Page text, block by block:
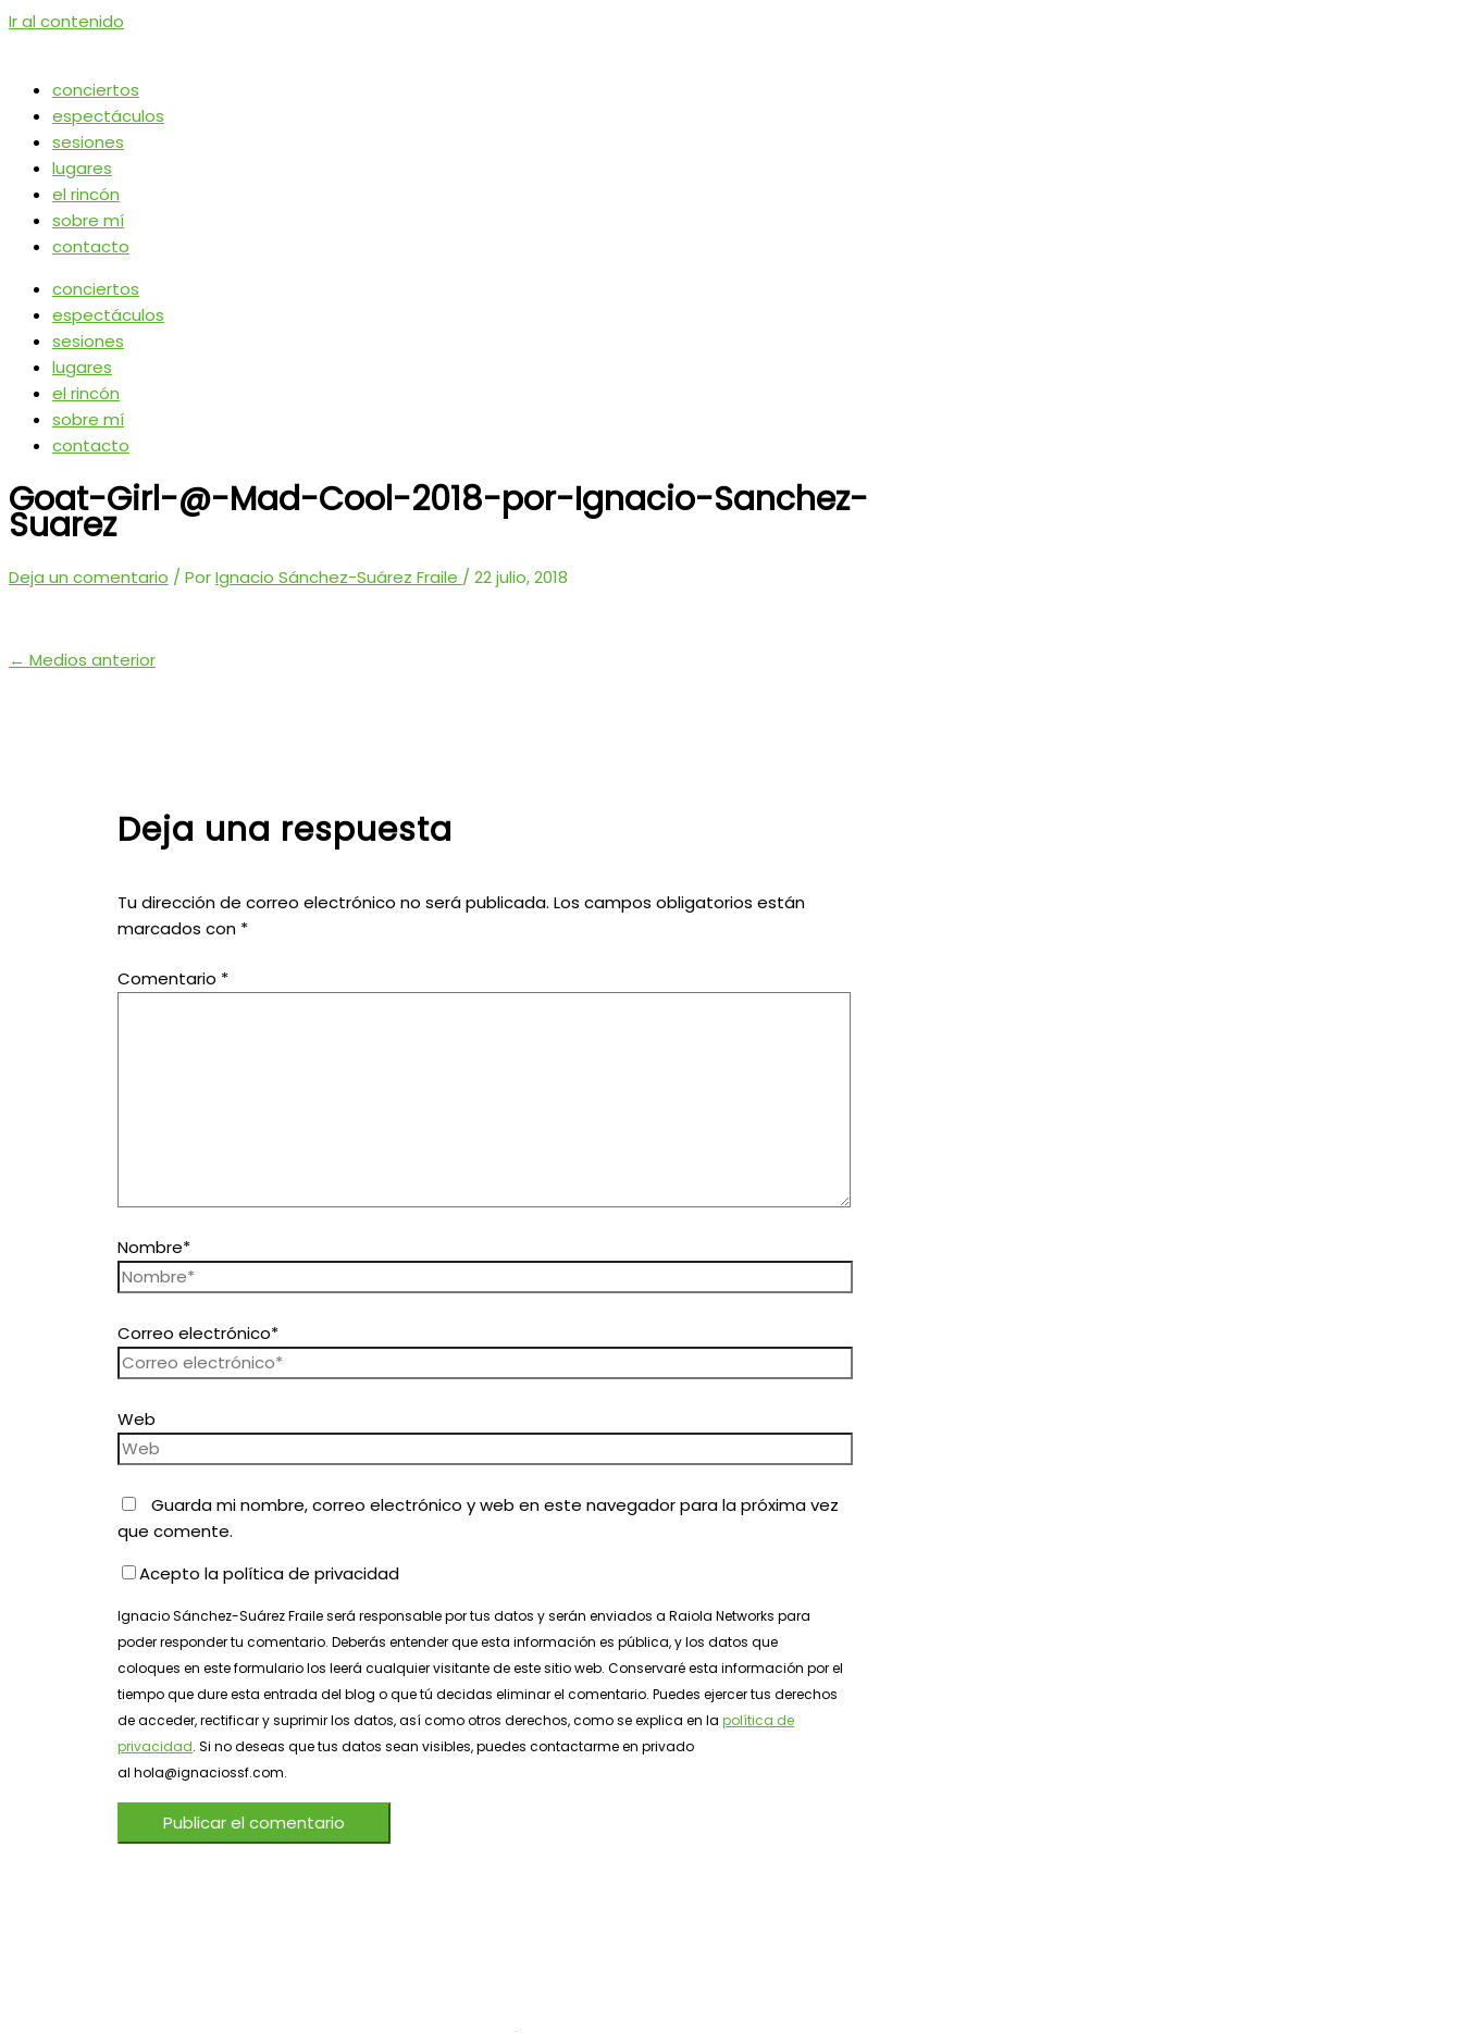
Ir al contenido
conciertos
espectáculos
sesiones
lugares
el rincón
sobre mí
contacto
conciertos
espectáculos
sesiones
lugares
el rincón
sobre mí
contacto
Goat-Girl-@-Mad-Cool-2018-por-Ignacio-Sanchez-
Suarez
Deja un comentario / PorIgnacio Sánchez-Suárez Fraile /22 julio, 2018
← Medios anterior
Deja una respuesta
Tu dirección de correo electrónico no será publicada. Los campos obligatorios están
marcados con *
Comentario *
Nombre*
Correo electrónico*
Web
Guarda mi nombre, correo electrónico y web en este navegador para la próxima vez
que comente.
Acepto la política de privacidad
Ignacio Sánchez-Suárez Fraile será responsable por tus datos y serán enviados a Raiola Networks para
poder responder tu comentario. Deberás entender que esta información es pública, y los datos que
coloques en este formulario los leerá cualquier visitante de este sitio web. Conservaré esta información por el
tiempo que dure esta entrada del blog o que tú decidas eliminar el comentario. Puedes ejercer tus derechos
de acceder, rectificar y suprimir los datos, así como otros derechos, como se explica en lapolítica de
privacidad. Si no deseas que tus datos sean visibles, puedes contactarme en privado
al hola@ignaciossf.com.